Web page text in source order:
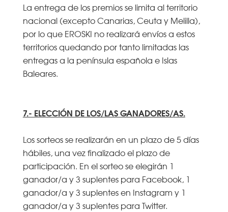
La entrega de los premios se limita al territorio
nacional (excepto Canarias, Ceuta y Melilla),
por lo que EROSKI no realizará envíos a estos
territorios quedando por tanto limitadas las
entregas a la península española e Islas
Baleares.
7.- ELECCIÓN DE LOS/LAS GANADORES/AS.
Los sorteos se realizarán en un plazo de 5 días
hábiles, una vez finalizado el plazo de
participación. En el sorteo se elegirán 1
ganador/a y 3 suplentes para Facebook, 1
ganador/a y 3 suplentes en Instagram y 1
ganador/a y 3 suplentes para Twitter.